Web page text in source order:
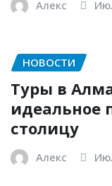
Алекс
НОВОСТИ
Туры в
идеальное
столицу
Алекс